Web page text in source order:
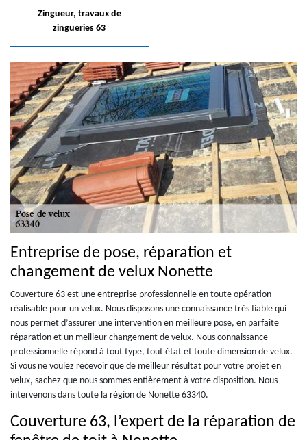
Zingueur, travaux de
zingueries 63
Entreprise de pose, réparation et
changement de velux Nonette
Couverture 63 est une entreprise professionnelle en toute opération
réalisable pour un velux. Nous disposons une connaissance très fiable qui
nous permet d’assurer une intervention en meilleure pose, en parfaite
réparation et un meilleur changement de velux. Nous connaissance
professionnelle répond à tout type, tout état et toute dimension de velux.
Si vous ne voulez recevoir que de meilleur résultat pour votre projet en
velux, sachez que nous sommes entièrement à votre disposition. Nous
intervenons dans toute la région de Nonette 63340.
Couverture 63, l’expert de la réparation de